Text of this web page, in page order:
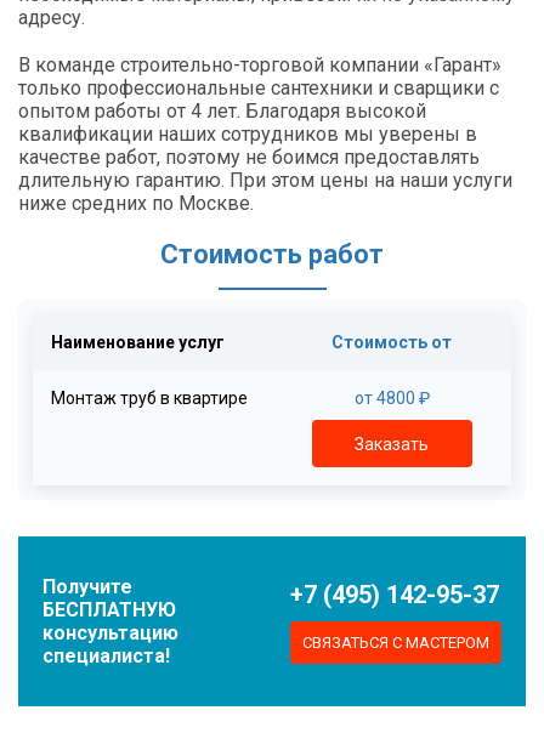
адресу.
В команде строительно-торговой компании «Гарант»
только профессиональные сантехники и сварщики с
опытом работы от 4 лет. Благодаря высокой
квалификации наших сотрудников мы уверены в
качестве работ, поэтому не боимся предоставлять
длительную гарантию. При этом цены на наши услуги
ниже средних по Москве.
Стоимость работ
Наименование услуг Стоимость от
Монтаж труб в квартире от 4800 ₽
Заказать
Получите
БЕСПЛАТНУЮ
консультацию
специалиста!
+7 (495) 142-95-37
СВЯЗАТЬСЯ С МАСТЕРОМ